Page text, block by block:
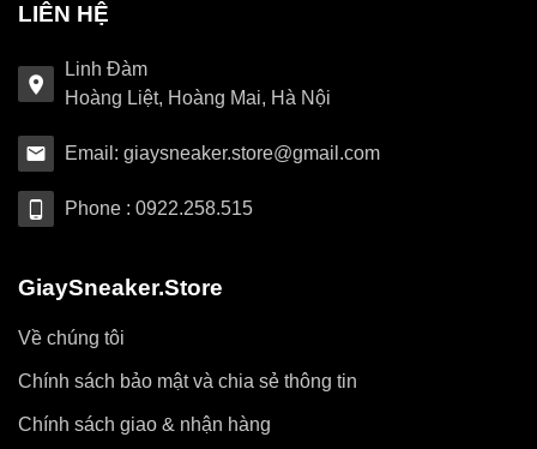
LIÊN HỆ
Linh Đàm
Hoàng Liệt, Hoàng Mai, Hà Nội
Email: giaysneaker.store@gmail.com
Phone : 0922.258.515
GiaySneaker.Store
Về chúng tôi
Chính sách bảo mật và chia sẻ thông tin
Chính sách giao & nhận hàng